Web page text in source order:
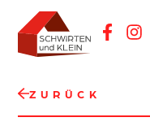
ZURÜCK